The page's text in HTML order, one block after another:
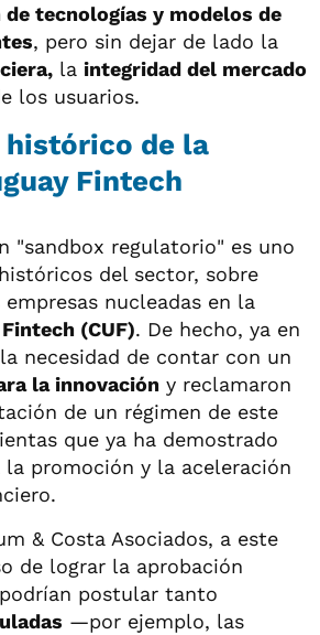
tecnologías y modelos de
, pero sin dejar de lado la
la integridad del mercado
los usuarios.
histórico de la
Fintech
"sandbox regulatorio" es uno
del sector, sobre
nucleadas en la
(CUF). De hecho, ya en
necesidad de contar con un
la innovación y reclamaron
de un régimen de este
que ya ha demostrado
la promoción y la aceleración
& Costa Asociados, a este
de lograr la aprobación
postular tanto
—por ejemplo, las